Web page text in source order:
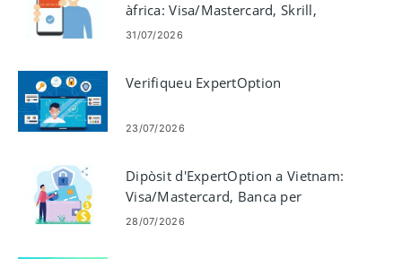
àfrica: Visa/Mastercard, Skrill,
Neteller, Crypto
31/07/2026
Verifiqueu ExpertOption
23/07/2026
Dipòsit d'ExpertOption a Vietnam:
Visa/Mastercard, Banca per
Internet, Pagaments electrònics i
28/07/2026